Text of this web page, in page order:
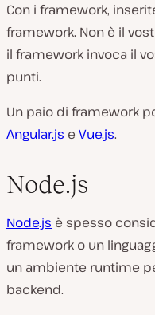
Con i framework,
framework. Non è il
il framework invoca il
punti.
Un paio di framework
Angular.js e Vue.js.
Node.js
Node.js è spesso
framework o un
un ambiente runtime
backend.